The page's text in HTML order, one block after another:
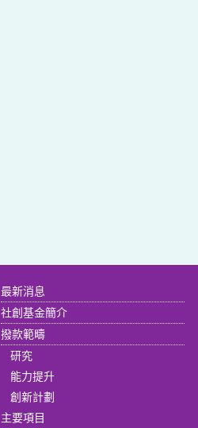
最新消息
社創基金簡介
撥款範疇
研究
能力提升
創新計劃
主要項目